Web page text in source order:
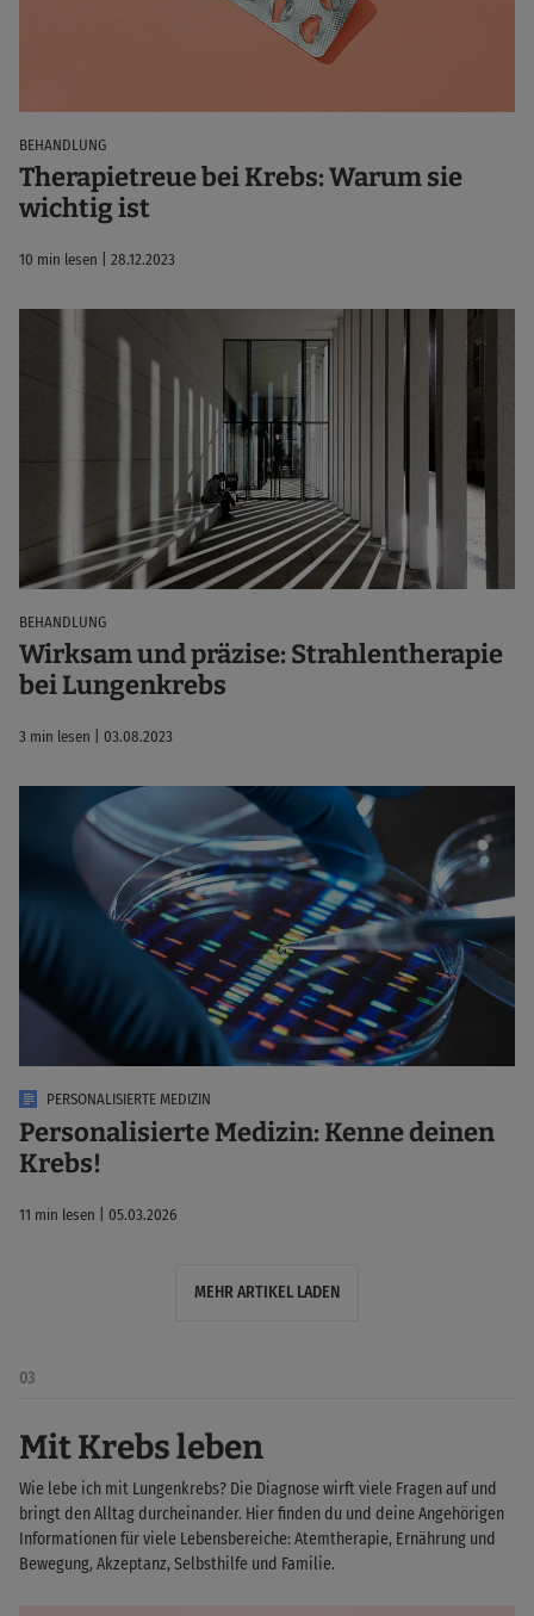
BEHANDLUNG
Therapietreue bei Krebs: Warum sie
wichtig ist
10 min lesen | 28.12.2023
BEHANDLUNG
Wirksam und präzise: Strahlentherapie
bei Lungenkrebs
3 min lesen | 03.08.2023
PERSONALISIERTE MEDIZIN
Personalisierte Medizin: Kenne deinen
Krebs!
11 min lesen | 05.03.2026
MEHR ARTIKEL LADEN
03
Mit Krebs leben
Wie lebe ich mit Lungenkrebs? Die Diagnose wirft viele Fragen auf und
bringt den Alltag durcheinander. Hier finden du und deine Angehörigen
Informationen für viele Lebensbereiche: Atemtherapie, Ernährung und
Bewegung, Akzeptanz, Selbsthilfe und Familie.